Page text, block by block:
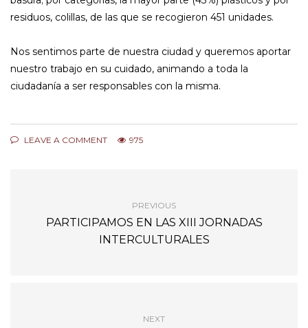
residuos, colillas, de las que se recogieron 451 unidades.
Nos sentimos parte de nuestra ciudad y queremos aportar
nuestro trabajo en su cuidado, animando a toda la
ciudadanía a ser responsables con la misma.
LEAVE A COMMENT 975
PREVIOUS
PARTICIPAMOS EN LAS XIII JORNADAS
INTERCULTURALES
NEXT